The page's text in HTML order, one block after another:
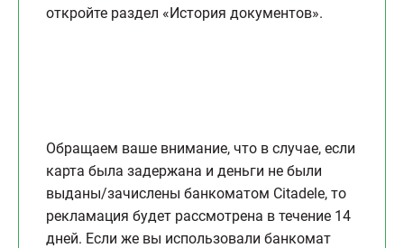
откройте раздел «История документов».
Обращаем ваше внимание, что в случае, если
карта была задержана и деньги не были
выданы/зачислены банкоматом Citadele, то
рекламация будет рассмотрена в течение 14
дней. Если же вы использовали банкомат